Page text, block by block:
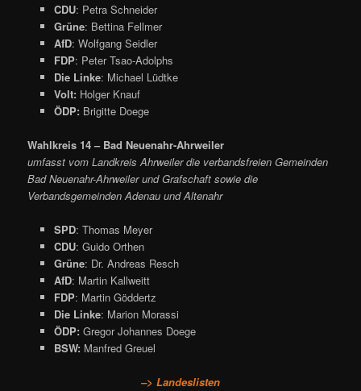
CDU: Petra Schneider
Grüne: Bettina Fellmer
AfD: Wolfgang Seidler
FDP: Peter Tsao-Adolphs
Die Linke: Michael Lüdtke
Volt: Holger Knauf
ÖDP: Brigitte Doege
Wahlkreis 14 – Bad Neuenahr-Ahrweiler
umfasst vom Landkreis Ahrweiler die verbandsfreien Gemeinden
Bad Neuenahr-Ahrweiler und Grafschaft sowie die
Verbandsgemeinden Adenau und Altenahr
SPD: Thomas Meyer
CDU: Guido Orthen
Grüne: Dr. Andreas Resch
AfD: Martin Kallweitt
FDP: Martin Göddertz
Die Linke: Marion Morassi
ÖDP: Gregor Johannes Doege
BSW: Manfred Greuel
–> Landeslisten